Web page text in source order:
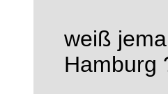
weiß
Hamburg